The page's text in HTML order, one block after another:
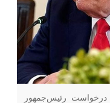
درخواست رئیس‌جمهور